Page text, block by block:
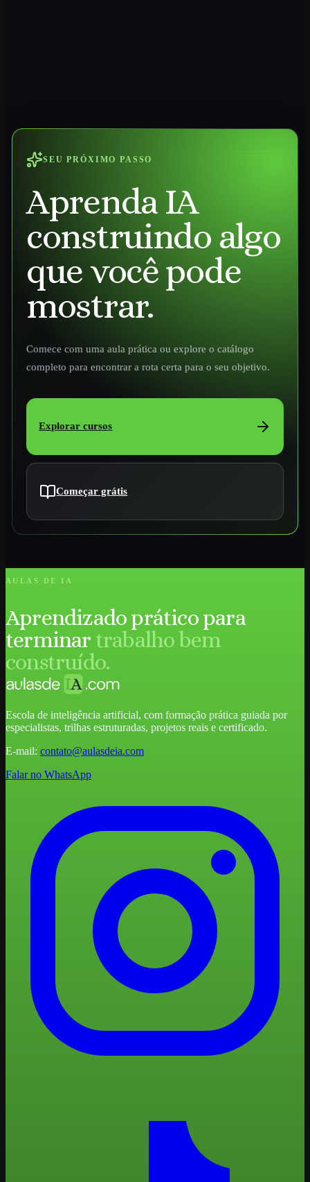
SEU PRÓXIMO PASSO
Aprenda IA
construindo algo
que você pode
mostrar.
Comece com uma aula prática ou explore o catálogo
completo para encontrar a rota certa para o seu objetivo.
Explorar cursos
Começar grátis
AULAS DE IA
Aprendizado prático para
terminar trabalho bem
construído.
Escola de inteligência artificial, com formação prática guiada por
especialistas, trilhas estruturadas, projetos reais e certificado.
E-mail: contato@aulasdeia.com
Falar no WhatsApp